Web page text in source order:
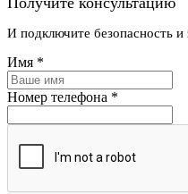
И подключите безопасность
Имя *
Номер телефона *